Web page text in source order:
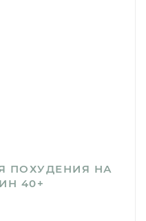
ПОХУДЕНИЯ НА
40+